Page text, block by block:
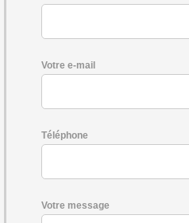
Votre e-mail
Téléphone
Votre message